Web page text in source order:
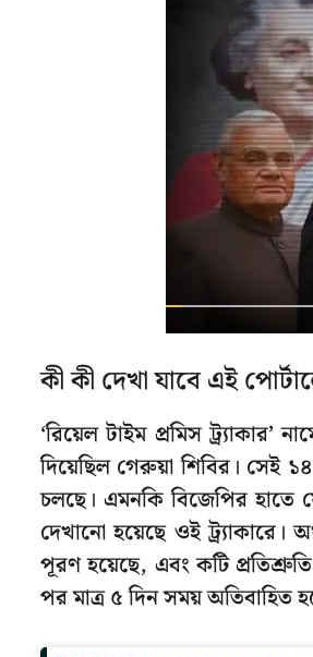
কী কী দেখা যাবে এই
‘রিয়েল টাইম প্রমিস
দিয়েছিল গেরুয়া শিবির। সেই
চলছে। এমনকি বিজেপির
দেখানো হয়েছে ওই ট্র্যাকারে।
পূরণ হয়েছে, এবং কটি
পর মাত্র ৫ দিন সময়